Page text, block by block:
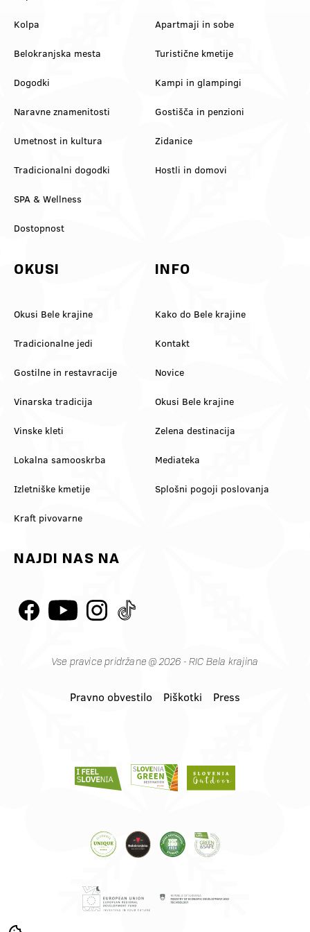
Kolpa
Belokranjska mesta
Dogodki
Naravne znamenitosti
Umetnost in kultura
Tradicionalni dogodki
SPA & Wellness
Dostopnost
Apartmaji in sobe
Turistične kmetije
Kampi in glampingi
Gostišča in penzioni
Zidanice
Hostli in domovi
OKUSI
Okusi Bele krajine
Tradicionalne jedi
Gostilne in restavracije
Vinarska tradicija
Vinske kleti
Lokalna samooskrba
Izletniške kmetije
Kraft pivovarne
INFO
Kako do Bele krajine
Kontakt
Novice
Okusi Bele krajine
Zelena destinacija
Mediateka
Splošni pogoji poslovanja
NAJDI NAS NA
Vse pravice pridržane @ 2026 - RIC Bela krajina
Pravno obvestilo Piškotki Press